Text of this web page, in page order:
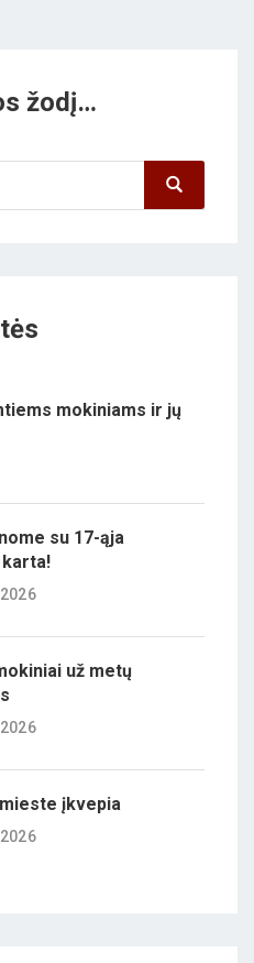
žodį…
Search
mokiniams ir jų
su 17-ąja
už metų
įkvepia